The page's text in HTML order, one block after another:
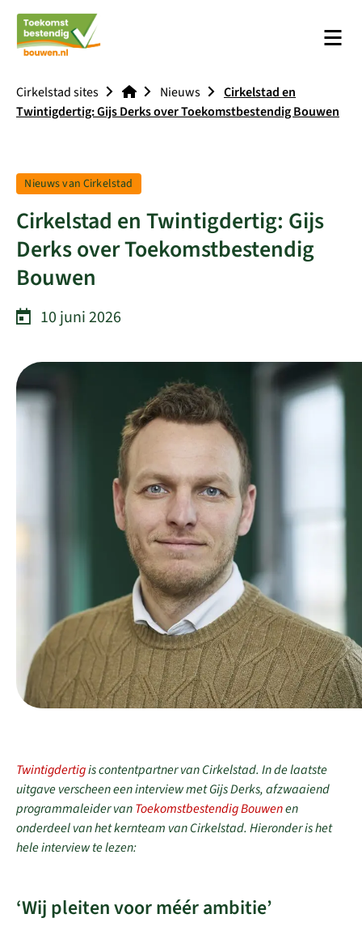
Menu
Cirkelstad sites Nieuws
Cirkelstad en
Twintigdertig: Gijs Derks over Toekomstbestendig Bouwen
Cirkelstad en Twintigdertig: Gijs
Derks over Toekomstbestendig
Bouwen
Tag:
Nieuws van Cirkelstad
10 juni 2026
Twintigdertigis contentpartner van Cirkelstad. In de laatste
uitgave verscheen een interview met Gijs Derks, afzwaaiend
programmaleider vanToekomstbestendig Bouwenen
onderdeel van het kernteam van Cirkelstad. Hieronder is het
hele interview te lezen:
‘Wij pleiten voor méér ambitie’